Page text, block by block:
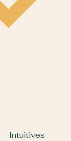
Intuitives